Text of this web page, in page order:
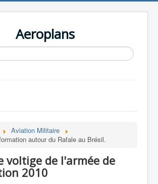
Aeroplans
Aviation Militaire
autour du Rafale au Brésil.
voltige de l'armée de
2010